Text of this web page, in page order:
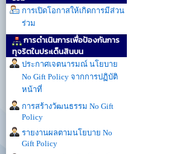
การเปิดโอกาสให้เกิดการมีส่วน
ร่วม
การดำเนินการเพื่อป้องกันการ
ทุจริตในประเด็นสินบน
ประกาศเจตนารมณ์ นโยบาย
No Gift Policy จากการปฏิบัติ
หน้าที่
การสร้างวัฒนธรรม No Gift
Policy
รายงานผลตามนโยบาย No
Gift Policy